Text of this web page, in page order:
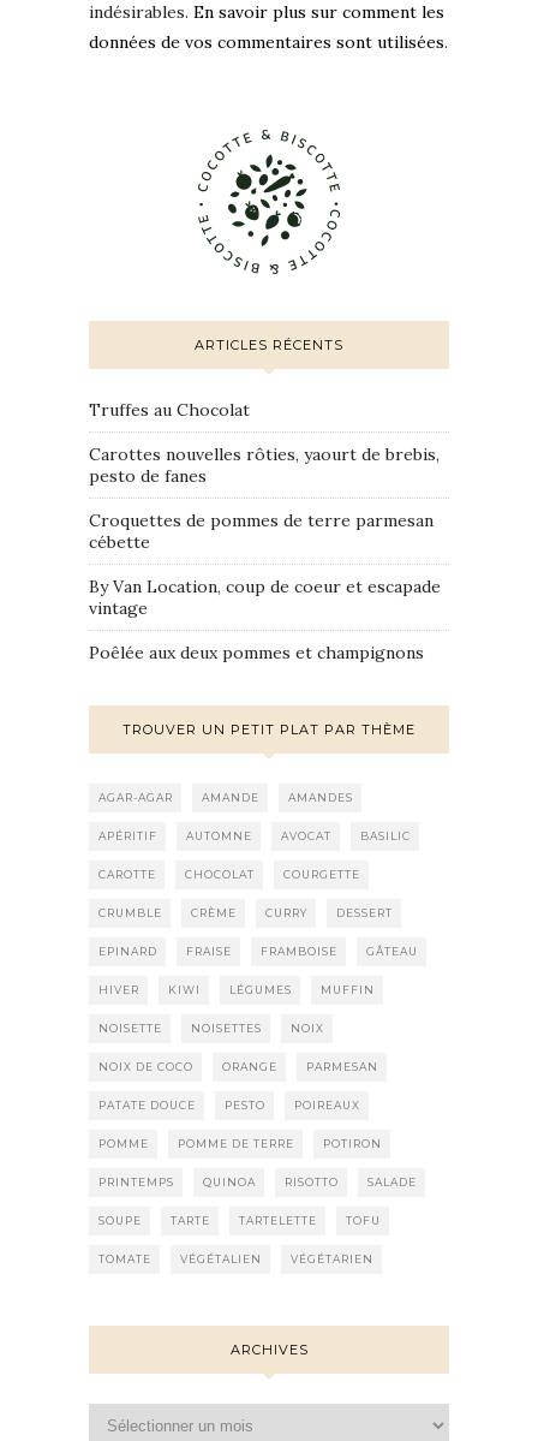
indésirables. En savoir plus sur comment les
données de vos commentaires sont utilisées.
ARTICLES RÉCENTS
Truffes au Chocolat
Carottes nouvelles rôties, yaourt de brebis,
pesto de fanes
Croquettes de pommes de terre parmesan
cébette
By Van Location, coup de coeur et escapade
vintage
Poêlée aux deux pommes et champignons
TROUVER UN PETIT PLAT PAR THÈME
AGAR-AGAR AMANDE AMANDES
APÉRITIF AUTOMNE AVOCAT BASILIC
CAROTTE CHOCOLAT COURGETTE
CRUMBLE CRÈME CURRY DESSERT
EPINARD FRAISE FRAMBOISE GÂTEAU
HIVER KIWI LÉGUMES MUFFIN
NOISETTE NOISETTES NOIX
NOIX DE COCO ORANGE PARMESAN
PATATE DOUCE PESTO POIREAUX
POMME POMME DE TERRE POTIRON
PRINTEMPS QUINOA RISOTTO SALADE
SOUPE TARTE TARTELETTE TOFU
TOMATE VÉGÉTALIEN VÉGÉTARIEN
ARCHIVES